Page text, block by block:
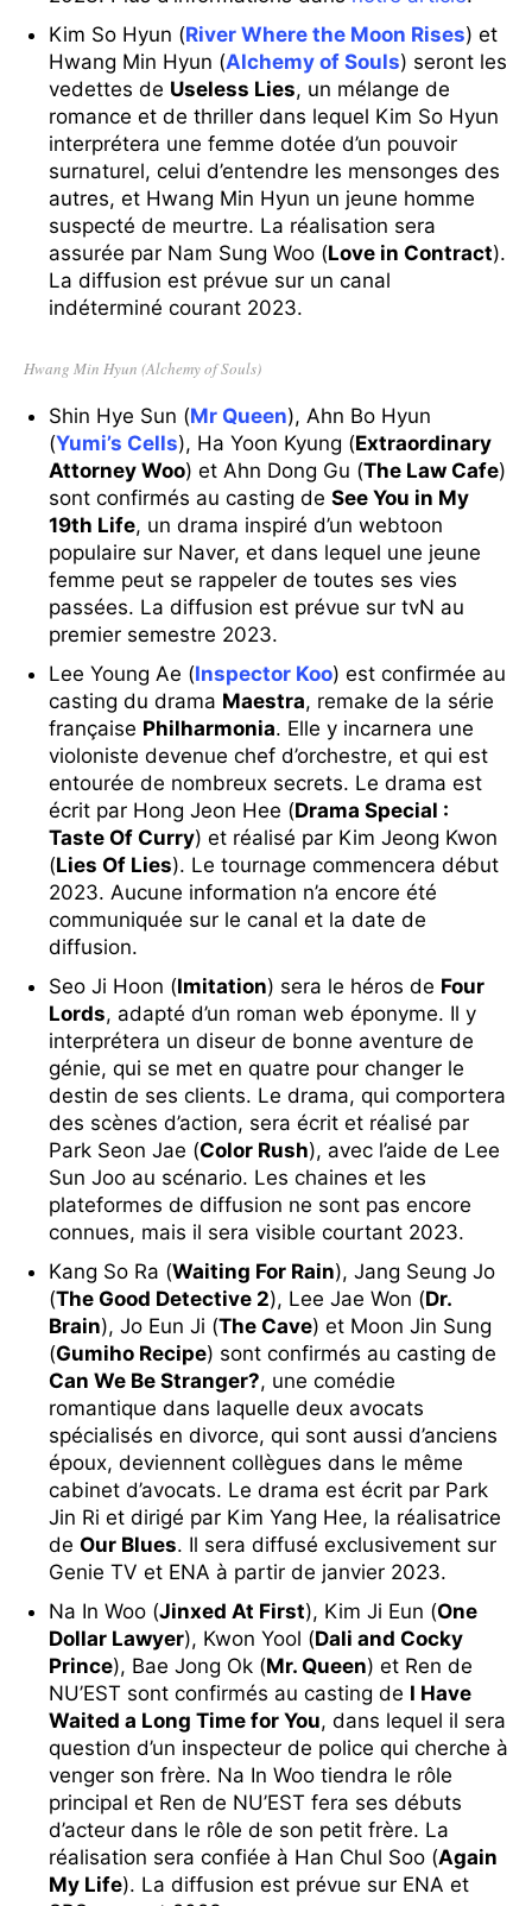
Kim So Hyun (River Where the Moon Rises) et
Hwang Min Hyun (Alchemy of Souls) seront les
vedettes de Useless Lies, un mélange de
romance et de thriller dans lequel Kim So Hyun
interprétera une femme dotée d’un pouvoir
surnaturel, celui d’entendre les mensonges des
autres, et Hwang Min Hyun un jeune homme
suspecté de meurtre. La réalisation sera
assurée par Nam Sung Woo (Love in Contract).
La diffusion est prévue sur un canal
indéterminé courant 2023.
Hwang Min Hyun (Alchemy of Souls)
Shin Hye Sun (Mr Queen), Ahn Bo Hyun
(Yumi’s Cells), Ha Yoon Kyung (Extraordinary
Attorney Woo) et Ahn Dong Gu (The Law Cafe)
sont confirmés au casting de See You in My
19th Life, un drama inspiré d’un webtoon
populaire sur Naver, et dans lequel une jeune
femme peut se rappeler de toutes ses vies
passées. La diffusion est prévue sur tvN au
premier semestre 2023.
Lee Young Ae (Inspector Koo) est confirmée au
casting du drama Maestra, remake de la série
française Philharmonia. Elle y incarnera une
violoniste devenue chef d’orchestre, et qui est
entourée de nombreux secrets. Le drama est
écrit par Hong Jeon Hee (Drama Special :
Taste Of Curry) et réalisé par Kim Jeong Kwon
(Lies Of Lies). Le tournage commencera début
2023. Aucune information n’a encore été
communiquée sur le canal et la date de
diffusion.
Seo Ji Hoon (Imitation) sera le héros de Four
Lords, adapté d’un roman web éponyme. Il y
interprétera un diseur de bonne aventure de
génie, qui se met en quatre pour changer le
destin de ses clients. Le drama, qui comportera
des scènes d’action, sera écrit et réalisé par
Park Seon Jae (Color Rush), avec l’aide de Lee
Sun Joo au scénario. Les chaines et les
plateformes de diffusion ne sont pas encore
connues, mais il sera visible courtant 2023.
Kang So Ra (Waiting For Rain), Jang Seung Jo
(The Good Detective 2), Lee Jae Won (Dr.
Brain), Jo Eun Ji (The Cave) et Moon Jin Sung
(Gumiho Recipe) sont confirmés au casting de
Can We Be Stranger?, une comédie
romantique dans laquelle deux avocats
spécialisés en divorce, qui sont aussi d’anciens
époux, deviennent collègues dans le même
cabinet d’avocats. Le drama est écrit par Park
Jin Ri et dirigé par Kim Yang Hee, la réalisatrice
de Our Blues. Il sera diffusé exclusivement sur
Genie TV et ENA à partir de janvier 2023.
Na In Woo (Jinxed At First), Kim Ji Eun (One
Dollar Lawyer), Kwon Yool (Dali and Cocky
Prince), Bae Jong Ok (Mr. Queen) et Ren de
NU’EST sont confirmés au casting de I Have
Waited a Long Time for You, dans lequel il sera
question d’un inspecteur de police qui cherche à
venger son frère. Na In Woo tiendra le rôle
principal et Ren de NU’EST fera ses débuts
d’acteur dans le rôle de son petit frère. La
réalisation sera confiée à Han Chul Soo (Again
My Life). La diffusion est prévue sur ENA et